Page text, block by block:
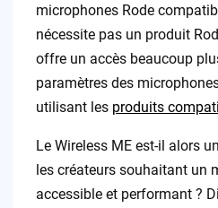
microphones Rode
nécessite pas un produit
offre un accès beaucoup
paramètres des
utilisant les produits
Le Wireless ME est-il alors
les créateurs souhaitant un
accessible et performant ?